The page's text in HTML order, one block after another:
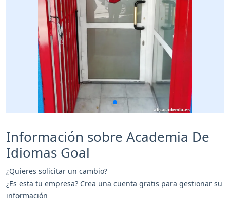
Información sobre Academia De
Idiomas Goal
¿Quieres solicitar un cambio?
¿Es esta tu empresa? Crea una cuenta gratis para gestionar su
información